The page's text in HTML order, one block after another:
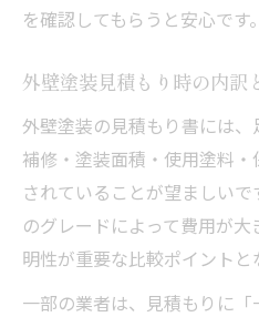
を確認してもらうと安心です。
外壁塗装見積もり時の内訳
外壁塗装の見積もり書には
補修・塗装面積・使用塗料
されていることが望ましい
のグレードによって費用が
明性が重要な比較ポイントと
一部の業者は、見積もりに